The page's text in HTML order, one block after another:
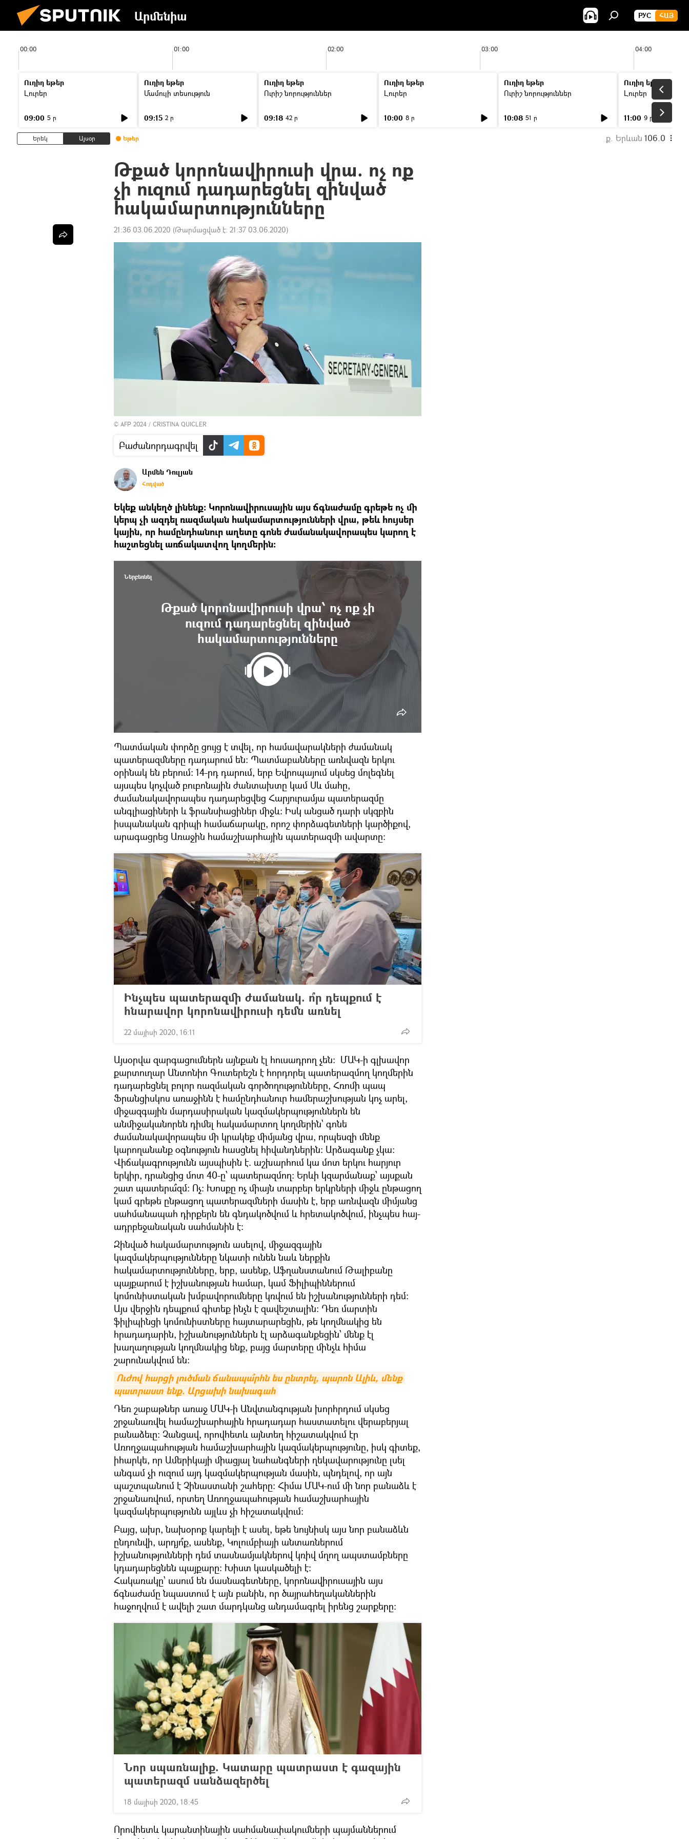
Արմենիա РУС ՀԱՅ
00:00 01:00 02:00 03:00 04:00
Ուղիղ եթեր
Լուրեր
09:00 5 ր
Ուղիղ եթեր
Մամուլի տեսություն
09:15 2 ր
Ուղիղ եթեր
Ուրիշ նորություններ
09:18 42 ր
Ուղիղ եթեր
Լուրեր
10:00 8 ր
Ուղիղ եթեր
Ուրիշ նորություններ
10:08 51 ր
Ուղիղ եթեր
Լուրեր
11:00 9 ր
Երեկ Այսօր Եթեր ք. Երևան 106.0
Թքած կորոնավիրուսի վրա. ոչ ոք
չի ուզում դադարեցնել զինված
հակամարտությունները
21:36 03.06.2020 (Թարմացված է: 21:37 03.06.2020)
© AFP 2024 / CRISTINA QUICLER
Բաժանորդագրվել
Արմեն Դուլյան
Հոդված
​Եկեք անկեղծ լինենք։ Կորոնավիրուսային այս ճգնաժամը գրեթե ոչ մի
կերպ չի ազդել ռազմական հակամարտությունների վրա, թեև հույսեր
կային, որ համընդհանուր աղետը գոնե ժամանակավորապես կարող է
հաշտեցնել առճակատվող կողմերին։
Թքած կորոնավիրուսի վրա՝ ոչ ոք չի
ուզում դադարեցնել զինված
հակամարտությունները
Ներբեռնել
Պատմական փորձը ցույց է տվել, որ համավարակների ժամանակ
պատերազմները դադարում են։ Պատմաբանները առնվազն երկու
օրինակ են բերում։ 14-րդ դարում, երբ Եվրոպայում սկսեց մոլեգնել
այսպես կոչված բուբոնային ժանտախտը կամ Սև մահը,
ժամանակավորապես դադարեցվեց Հարյուրամյա պատերազմը
անգլիացիների և ֆրանսիացիներ միջև։ Իսկ անցած դարի սկզբին
իսպանական գրիպի համաճարակը, որոշ փորձագետների կարծիքով,
արագացրեց Առաջին համաշխարհային պատերազմի ավարտը։
Ինչպես պատերազմի ժամանակ. ո՞ր դեպքում է
հնարավոր կորոնավիրուսի դեմն առնել
22 մայիսի 2020, 16:11
​Այսօրվա զարգացումներն այնքան էլ հուսադրող չեն։ ՄԱԿ-ի գլխավոր
քարտուղար Անտոնիո Գուտերեշն է հորդորել պատերազմող կողմերին
դադարեցնել բոլոր ռազմական գործողությունները, Հռոմի պապ
Ֆրանցիսկոս առաջինն է համընդհանուր համերաշխության կոչ արել,
միջազգային մարդասիրական կազմակերպություններն են
անմիջականորեն դիմել հակամարտող կողմերին՝ գոնե
ժամանակավորապես մի կրակեք միմյանց վրա, որպեսզի մենք
կարողանանք օգնություն հասցնել հիվանդներին։ Արձագանք չկա։
​Վիճակագրությունն այսպիսին է. աշխարհում կա մոտ երկու հարյուր
երկիր, դրանցից մոտ 40-ը՝ պատերազմող։ Երևի կզարմանաք՝ այսքան
շատ պատերա՞զմ։ Ոչ։ Խոսքը ոչ միայն տարբեր երկրների միջև ընթացող
կամ գրեթե ընթացող պատերազմների մասին է, երբ առնվազն միմյանց
սահմանապահ դիրքերն են գնդակոծվում և հրետակոծվում, ինչպես հայ-
ադրբեջանական սահմանին է։
Զինված հակամարտություն ասելով, միջազգային
կազմակերպությունները նկատի ունեն նաև ներքին
հակամարտությունները, երբ, ասենք, Աֆղանստանում Թալիբանը
պայքարում է իշխանության համար, կամ Ֆիլիպիններում
կոմունիստական խմբավորումները կռվում են իշխանությունների դեմ։
Այս վերջին դեպքում գիտեք ինչն է զավեշտալին։ Դեռ մարտին
ֆիլիպինցի կոմունիստները հայտարարեցին, թե կողմնակից են
հրադադարին, իշխանություններն էլ արձագանքեցին՝ մենք էլ
խաղաղության կողմնակից ենք, բայց մարտերը մինչև հիմա
շարունակվում են։
Ուժով հարցի լուծման ճանապա՞րհն ես ընտրել, պարոն Ալիև, մենք
պատրաստ ենք. Արցախի նախագահ
​Դեռ շաբաթներ առաջ ՄԱԿ-ի Անվտանգության խորհրդում սկսեց
շրջանառվել համաշխարհային հրադադար հաստատելու վերաբերյալ
բանաձեւը։ Չանցավ, որովհետև այնտեղ հիշատակվում էր
Առողջապահության համաշխարհային կազմակերպությունը, իսկ գիտեք,
իհարկե, որ Ամերիկայի միացյալ նահանգների ղեկավարությունը լսել
անգամ չի ուզում այդ կազմակերպության մասին, պնդելով, որ այն
պաշտպանում է Չինաստանի շահերը։ Հիմա ՄԱԿ-ում մի նոր բանաձև է
շրջանառվում, որտեղ Առողջապահության համաշխարհային
կազմակերպությունն այլևս չի հիշատակվում։
Բայց, ախր, նախօրոք կարելի է ասել, եթե նույնիսկ այս նոր բանաձևն
ընդունվի, արդյո՞ք, ասենք, Կոլումբիայի անտառներում
իշխանությունների դեմ տասնամյակներով կռիվ մղող ապստամբները
կդադարեցնեն պայքարը։ Խիստ կասկածելի է։
​Հակառակը՝ ասում են մասնագետները, կորոնավիրուսային այս
ճգնաժամը նպաստում է այն բանին, որ ծայրահեղականներին
հաջողվում է ավելի շատ մարդկանց անդամագրել իրենց շարքերը։
Նոր սպառնալիք. Կատարը պատրաստ է գազային
պատերազմ սանձազերծել
18 մայիսի 2020, 18:45
Որովհետև կարանտինային սահմանափակումների պայմաններում